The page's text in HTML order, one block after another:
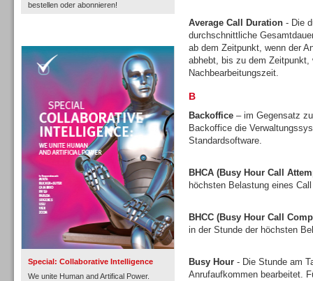
bestellen oder abonnieren!
Special: Collaborative Intelligence
We unite Human and Artifical Power.
Personal
Inbound
Average Call Duration - Die
durchschnittliche
ab dem Zeitpunkt, wenn der
abhebt, bis zu dem Zeitpunkt,
Nachbearbeitungszeit.
B
Backoffice – im Gegensatz
Backoffice die
Standardsoftware.
BHCA (Busy Hour Call
höchsten Belastung eines
BHCC (Busy Hour Call
in der Stunde der höchsten
Busy Hour - Die Stunde am
Anrufaufkommen bearbeitet.